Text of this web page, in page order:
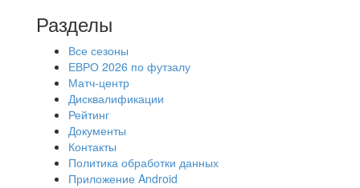
Разделы
Все сезоны
ЕВРО 2026 по футзалу
Матч-центр
Дисквалификации
Рейтинг
Документы
Контакты
Политика обработки данных
Приложение Android